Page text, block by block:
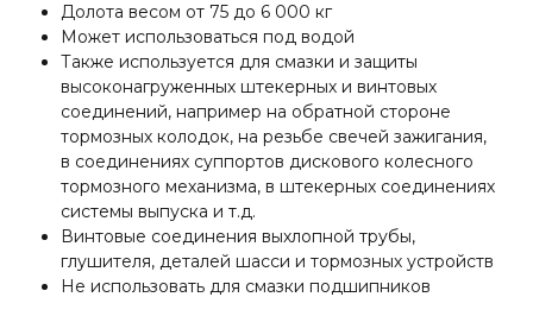
Долота весом от 75 до 6 000 кг
Может использоваться под водой
Также используется для смазки и защиты
высоконагруженных штекерных и винтовых
соединений, например на обратной стороне
тормозных колодок, на резьбе свечей зажигания,
в соединениях суппортов дискового колесного
тормозного механизма, в штекерных соединениях
системы выпуска и т.д.
Винтовые соединения выхлопной трубы,
глушителя, деталей шасси и тормозных устройств
Не использовать для смазки подшипников